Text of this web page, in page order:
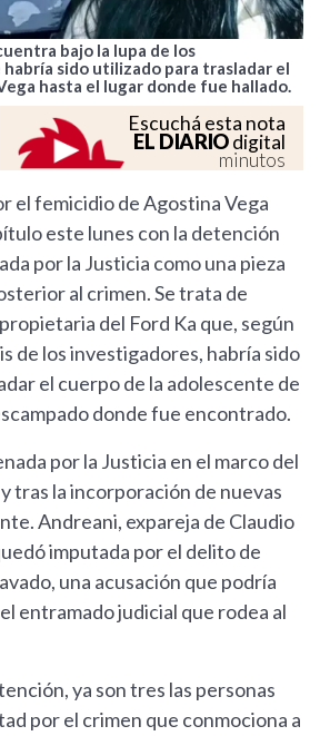
bajo la lupa de los
sido utilizado para trasladar el
hasta el lugar donde fue hallado.
Escuchá esta nota
EL DIARIOdigital
minutos
el femicidio de Agostina Vega
este lunes con la detención
por la Justicia como una pieza
al crimen. Se trata de
del Ford Ka que, según
de los investigadores, habría sido
el cuerpo de la adolescente de
donde fue encontrado.
por la Justicia en el marco del
tras la incorporación de nuevas
Andreani, expareja de Claudio
imputada por el delito de
una acusación que podría
entramado judicial que rodea al
ya son tres las personas
por el crimen que conmociona a